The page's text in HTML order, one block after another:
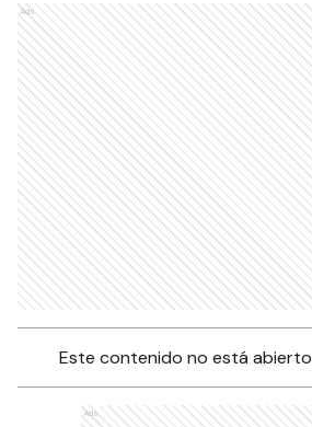
Ads
Este contenido no está
Ads